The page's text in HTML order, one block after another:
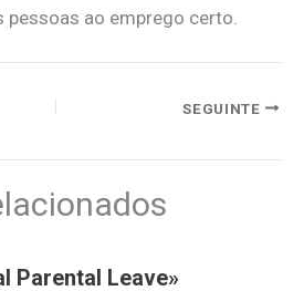
pessoas ao emprego certo.
SEGUINTE
Parental Leave»